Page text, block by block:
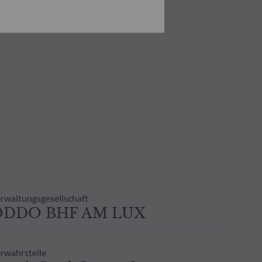
BHF AM LUX
Anlage, die auf der
der vorliegenden
jeden Anlegers abhängig.
sind auf Anfrage erhältlich.
Eine Wertentwicklung in der
und es wird keine -
gegeben.